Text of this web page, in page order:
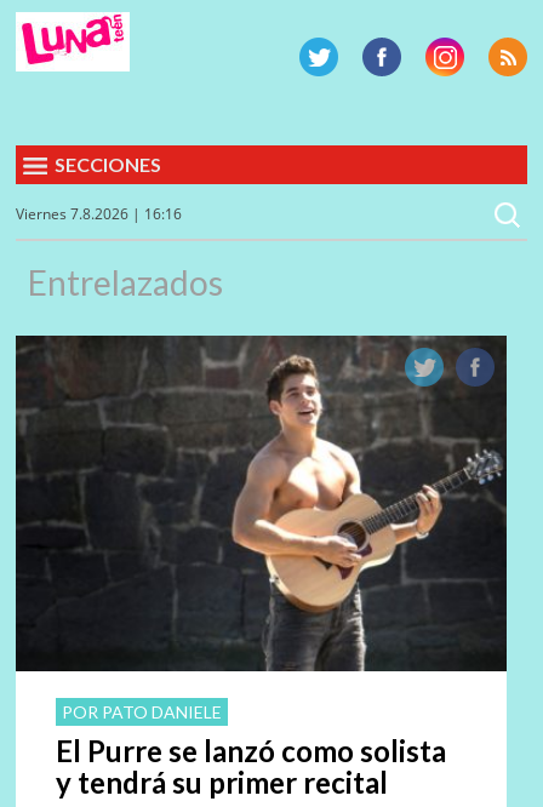
SECCIONES
Viernes 7.8.2026 | 16:16
Entrelazados
POR PATO DANIELE
El Purre se lanzó como solista
y tendrá su primer recital